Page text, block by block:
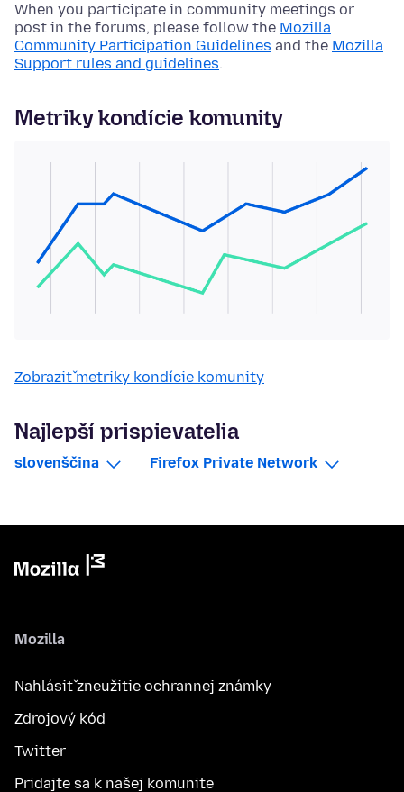
When you participate in community meetings or
post in the forums, please follow the Mozilla
Community Participation Guidelines and the Mozilla
Support rules and guidelines.
Metriky kondície komunity
Zobraziť metriky kondície komunity
Najlepší prispievatelia
slovenščina Firefox Private Network
Mozilla
Nahlásiť zneužitie ochrannej známky
Zdrojový kód
Twitter
Pridajte sa k našej komunite